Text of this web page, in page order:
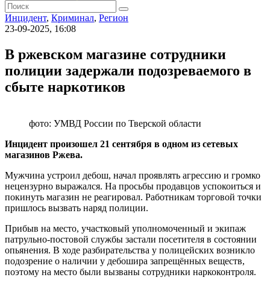
Инцидент, Криминал, Регион
23-09-2025, 16:08
В ржевском магазине сотрудники
полиции задержали подозреваемого в
сбыте наркотиков
фото: УМВД России по Тверской области
Инцидент произошел 21 сентября в одном из сетевых
магазинов Ржева.
Мужчина устроил дебош, начал проявлять агрессию и громко
нецензурно выражался. На просьбы продавцов успокоиться и
покинуть магазин не реагировал. Работникам торговой точки
пришлось вызвать наряд полиции.
Прибыв на место, участковый уполномоченный и экипаж
патрульно-постовой службы застали посетителя в состоянии
опьянения. В ходе разбирательства у полицейских возникло
подозрение о наличии у дебошира запрещённых веществ,
поэтому на место были вызваны сотрудники наркоконтроля.